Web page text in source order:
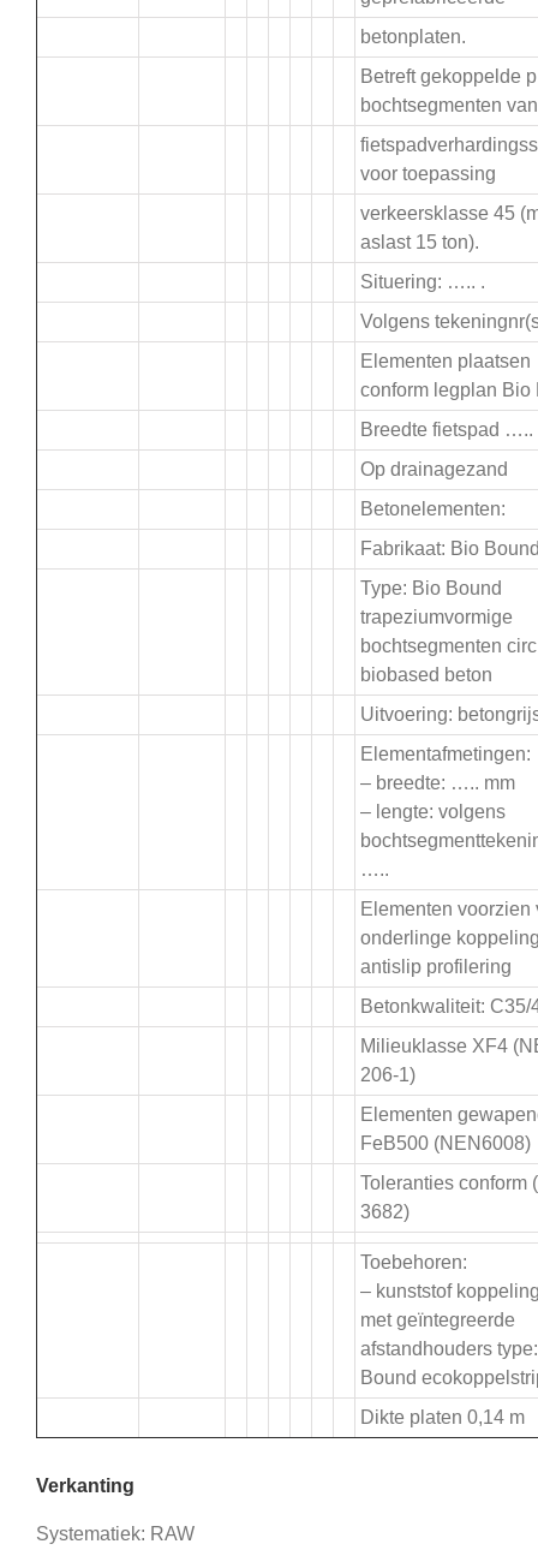
betonplaten.
Betreft gekoppelde
bochtsegmenten
voor toepassing
verkeersklasse 45
aslast 15 ton).
Situering: ….. .
Volgens
Elementen plaatsen
conform legplan Bio
Breedte fietspad …..
Op drainagezand
Betonelementen:
Fabrikaat: Bio
Type: Bio Bound
trapeziumvormige
bochtsegmenten
biobased beton
Uitvoering:
Elementafmetingen:
– breedte: ….. mm
– lengte: volgens
…..
Elementen voorzien
onderlinge
antislip profilering
Betonkwaliteit: C35/
Milieuklasse XF4
206-1)
Elementen
FeB500 (NEN6008)
Toleranties conform
3682)
Toebehoren:
– kunststof
met geïntegreerde
afstandhouders
Bound
Dikte platen 0,14 m
Verkanting
Systematiek: RAW